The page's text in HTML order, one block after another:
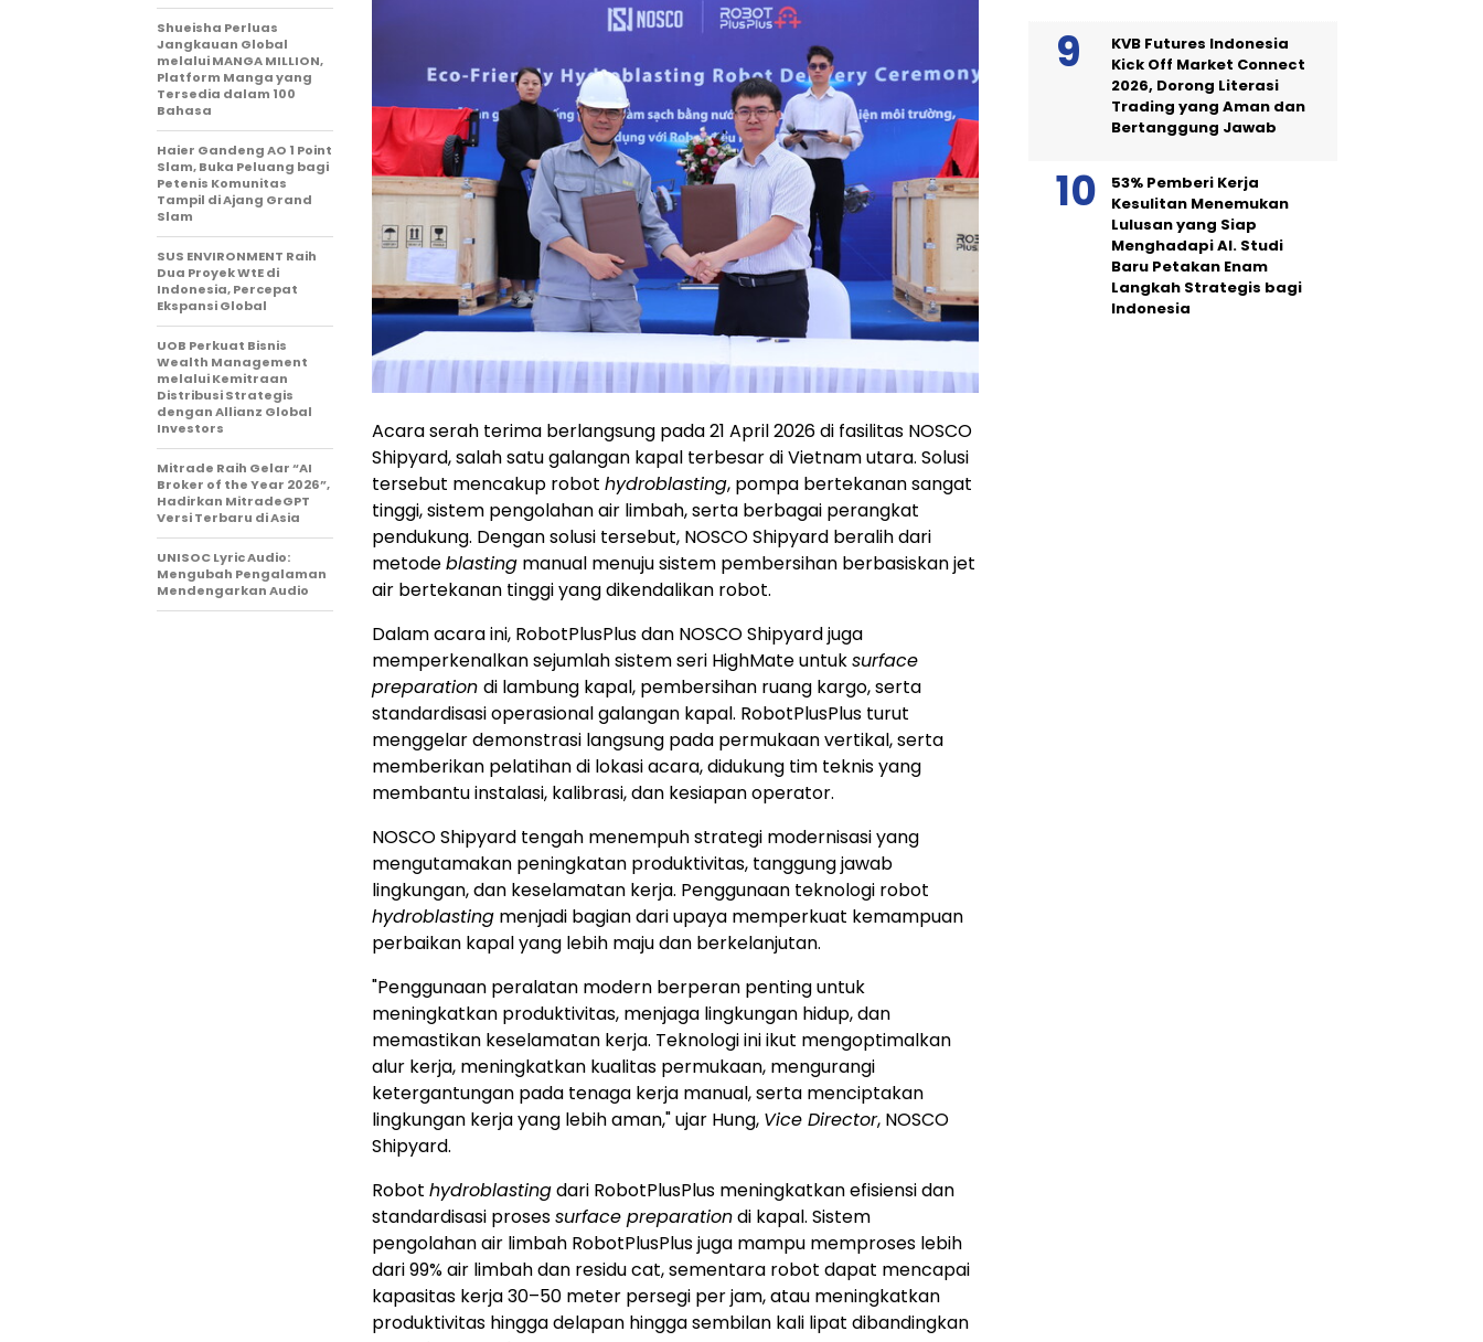
Acara serah terima berlangsung pada 21 April 2026 di fasilitas NOSCO
Shipyard, salah satu galangan kapal terbesar di Vietnam utara. Solusi
tersebut mencakup robot hydroblasting, pompa bertekanan sangat
tinggi, sistem pengolahan air limbah, serta berbagai perangkat
pendukung. Dengan solusi tersebut, NOSCO Shipyard beralih dari
metodeblasting manual menuju sistem pembersihan berbasiskan jet
air bertekanan tinggi yang dikendalikan robot.
Dalam acara ini, RobotPlusPlus dan NOSCO Shipyard juga
memperkenalkan sejumlah sistem seri HighMate untuksurface
preparation di lambung kapal, pembersihan ruang kargo, serta
standardisasi operasional galangan kapal. RobotPlusPlus turut
menggelar demonstrasi langsung pada permukaan vertikal, serta
memberikan pelatihan di lokasi acara, didukung tim teknis yang
membantu instalasi, kalibrasi, dan kesiapan operator.
NOSCO Shipyard tengah menempuh strategi modernisasi yang
mengutamakan peningkatan produktivitas, tanggung jawab
lingkungan, dan keselamatan kerja. Penggunaan teknologi robot
hydroblasting menjadi bagian dari upaya memperkuat kemampuan
perbaikan kapal yang lebih maju dan berkelanjutan.
"Penggunaan peralatan modern berperan penting untuk
meningkatkan produktivitas, menjaga lingkungan hidup, dan
memastikan keselamatan kerja. Teknologi ini ikut mengoptimalkan
alur kerja, meningkatkan kualitas permukaan, mengurangi
ketergantungan pada tenaga kerja manual, serta menciptakan
lingkungan kerja yang lebih aman," ujar Hung, Vice Director, NOSCO
Shipyard.
Robot hydroblastingdari RobotPlusPlus meningkatkan efisiensi dan
standardisasi prosessurface preparationdi kapal. Sistem
pengolahan air limbah RobotPlusPlus juga mampu memproses lebih
dari 99% air limbah dan residu cat, sementara robot dapat mencapai
kapasitas kerja 30–50 meter persegi per jam, atau meningkatkan
produktivitas hingga delapan hingga sembilan kali lipat dibandingkan
Shueisha Perluas
Jangkauan Global
melalui MANGA MILLION,
Platform Manga yang
Tersedia dalam 100
Bahasa
Haier Gandeng AO 1 Point
Slam, Buka Peluang bagi
Petenis Komunitas
Tampil di Ajang Grand
Slam
SUS ENVIRONMENT Raih
Dua Proyek WtE di
Indonesia, Percepat
Ekspansi Global
UOB Perkuat Bisnis
Wealth Management
melalui Kemitraan
Distribusi Strategis
dengan Allianz Global
Investors
Mitrade Raih Gelar “AI
Broker of the Year 2026”,
Hadirkan MitradeGPT
Versi Terbaru di Asia
UNISOC Lyric Audio:
Mengubah Pengalaman
Mendengarkan Audio
KVB Futures Indonesia
Kick Off Market Connect
2026, Dorong Literasi
Trading yang Aman dan
Bertanggung Jawab
53% Pemberi Kerja
Kesulitan Menemukan
Lulusan yang Siap
Menghadapi AI. Studi
Baru Petakan Enam
Langkah Strategis bagi
Indonesia